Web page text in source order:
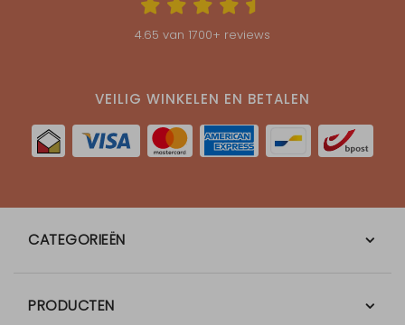
4.65 van 1700+ reviews
VEILIG WINKELEN EN BETALEN
CATEGORIEËN
PRODUCTEN